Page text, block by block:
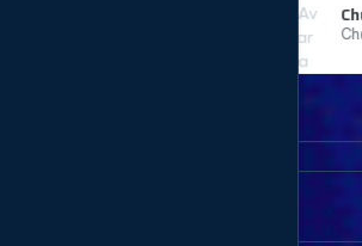
Chú Long
Chủ Website